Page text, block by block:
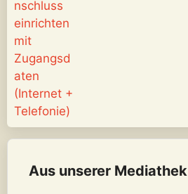
Aus unserer Mediathek